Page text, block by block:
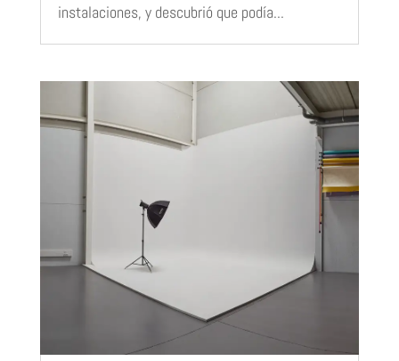
instalaciones, y descubrió que podía...